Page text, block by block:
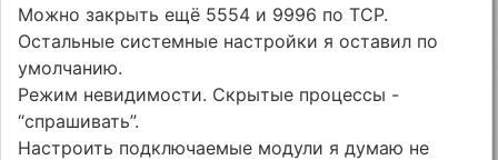
Можно закрыть ещё 5554 и 9996 по TCP.
Остальные системные настройки я оставил по
умолчанию.
Режим невидимости. Скрытые процессы -
“спрашивать”.
Настроить подключаемые модули я думаю не